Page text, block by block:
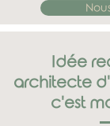
Idée
architecte
c'est